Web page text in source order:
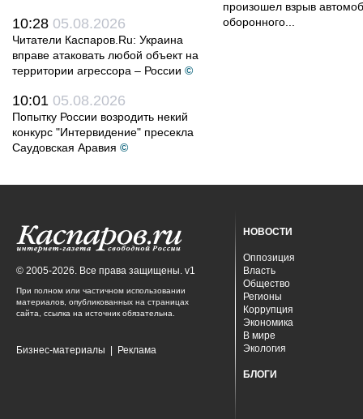
10:28 05.08.2026
Читатели Каспаров.Ru: Украина
вправе атаковать любой объект на
территории агрессора – России ©
10:01 05.08.2026
Попытку России возродить некий
конкурс "Интервидение" пресекла
Саудовская Аравия ©
произошел взрыв
оборонного...
© 2005-2026. Все права защищены. v1
При полном или частичном использовании
материалов, опубликованных на страницах
сайта, ссылка на источник обязательна.
Бизнес-материалы Реклама
НОВОСТИ
Оппозиция
Власть
Общество
Регионы
Коррупция
Экономика
В мире
Экология
БЛОГИ